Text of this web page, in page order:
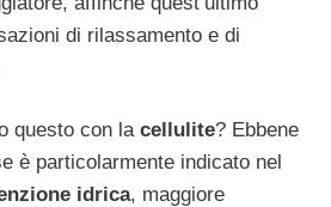
di rilassamento e di
questo con lacellulite? Ebbene
è particolarmente indicato nel
idrica, maggiore